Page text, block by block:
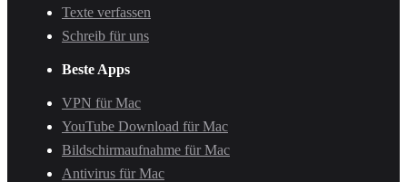
Texte verfassen
Schreib für uns
Beste Apps
VPN für Mac
YouTube Download für Mac
Bildschirmaufnahme für Mac
Antivirus für Mac